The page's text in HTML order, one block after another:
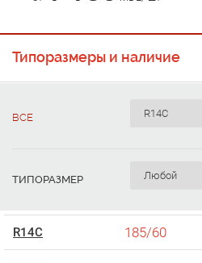
Типоразмеры и наличие
ВСЕ
ТИПОРАЗМЕР
R14C 185/60